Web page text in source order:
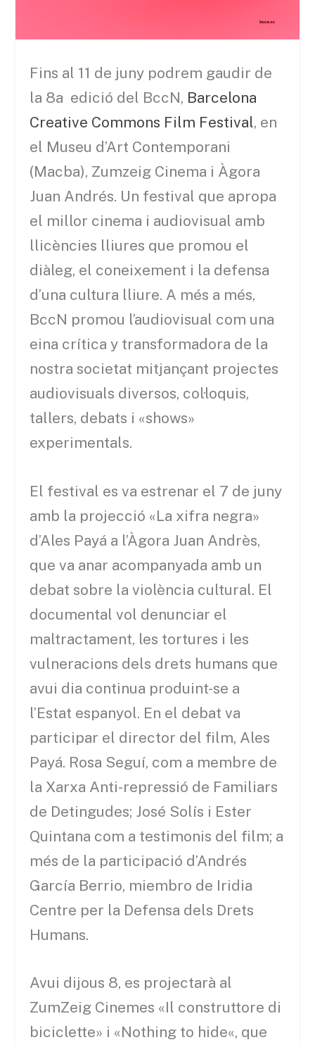
Fins al 11 de juny podrem gaudir de
la 8a edició del BccN, Barcelona
Creative Commons Film Festival, en
el Museu d’Art Contemporani
(Macba), Zumzeig Cinema i Àgora
Juan Andrés. Un festival que apropa
el millor cinema i audiovisual amb
llicències lliures que promou el
diàleg, el coneixement i la defensa
d’una cultura lliure. A més a més,
BccN promou l’audiovisual com una
eina críticay transformadora de la
nostra societat mitjançant projectes
audiovisuals diversos, col·loquis,
tallers, debats i «shows»
experimentals.
El festival es va estrenar el 7 de juny
amb la projecció «La xifra negra»
d’Ales Payá a l’Àgora Juan Andrès,
que va anar acompanyada amb un
debat sobre la violència cultural. El
documental vol denunciar el
maltractament, les tortures i les
vulneracions dels drets humans que
avui dia continua produint-se a
l’Estat espanyol. En el debat va
participar el director del film, Ales
Payá. Rosa Seguí, com a membre de
la Xarxa Anti-repressió de Familiars
de Detingudes; José Solís i Ester
Quintana com a testimonis del film; a
més de la participació d’Andrés
García Berrio, miembro de Iridia
Centre per la Defensa dels Drets
Humans.
Avui dijous 8, es projectarà al
ZumZeig Cinemes «Il construttore di
biciclette» i «Nothing to hide«, que